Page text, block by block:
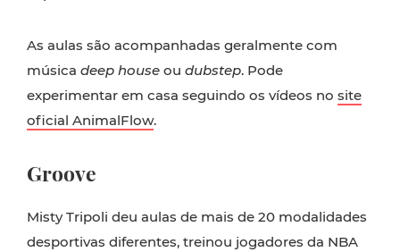
As aulas são acompanhadas geralmente com
música deep house ou dubstep. Pode
experimentar em casa seguindo os vídeos no site
oficial AnimalFlow.
Groove
Misty Tripoli deu aulas de mais de 20 modalidades
desportivas diferentes, treinou jogadores da NBA